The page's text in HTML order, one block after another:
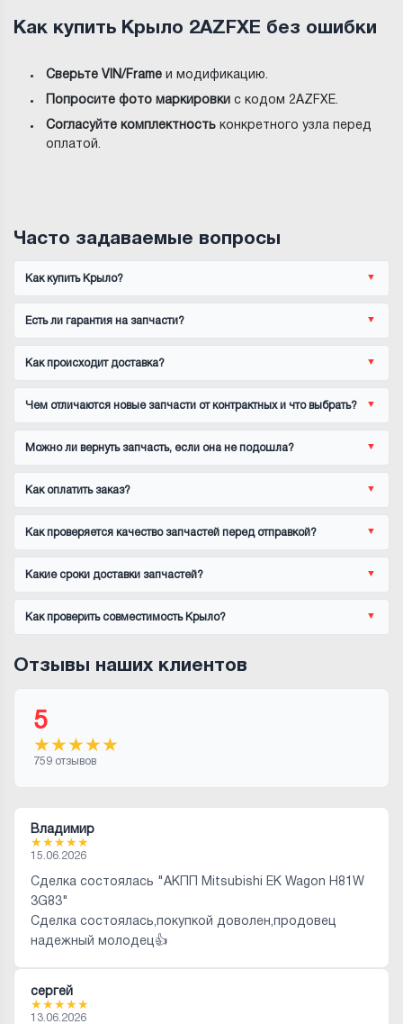
Как купить Крыло 2AZFXE без ошибки
Сверьте VIN/Frame и модификацию.
Попросите фото маркировки с кодом 2AZFXE.
Согласуйте комплектность конкретного узла перед
оплатой.
Часто задаваемые вопросы
Как купить Крыло?
Есть ли гарантия на запчасти?
Как происходит доставка?
Чем отличаются новые запчасти от контрактных и что выбрать?
Можно ли вернуть запчасть, если она не подошла?
Как оплатить заказ?
Как проверяется качество запчастей перед отправкой?
Какие сроки доставки запчастей?
Как проверить совместимость Крыло?
Отзывы наших клиентов
5
★★★★★
759 отзывов
Владимир
★★★★★
15.06.2026
Сделка состоялась "АКПП Mitsubishi EK Wagon H81W
3G83"
Сделка состоялась,покупкой доволен,продовец
надежный молодец👍
сергей
★★★★★
13.06.2026